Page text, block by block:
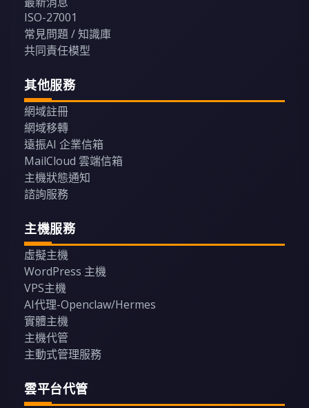
ISO-27001
常見問題 / 知識庫
共同責任模型
其他服務
網域註冊
網域移轉
遠振AI 企業信箱
MailCloud 雲端信箱
主機狀態通知
諮詢服務
主機服務
虛擬主機
WordPress 主機
VPS主機
AI代理-Openclaw/Hermes
實體主機
主機代管
主動式管理服務
雲平台代管